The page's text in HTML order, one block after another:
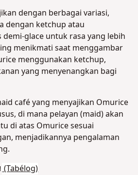
dengan berbagai variasi,
dengan ketchup atau
glace untuk rasa yang lebih
menikmati saat menggambar
menggunakan ketchup,
yang menyenangkan bagi
café yang menyajikan Omurice
di mana pelayan (maid) akan
di atas Omurice sesuai
menjadikannya pengalaman
.
(Tabélog)